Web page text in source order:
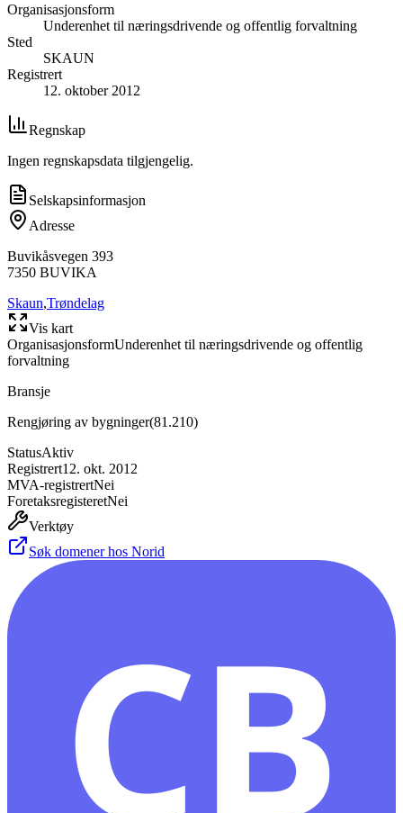
Organisasjonsform
Underenhet til næringsdrivende og offentlig forvaltning
Sted
SKAUN
Registrert
12. oktober 2012
Regnskap
Ingen regnskapsdata tilgjengelig.
Selskapsinformasjon
Adresse
Buvikåsvegen 393
7350 BUVIKA
Skaun,Trøndelag
Vis kart
OrganisasjonsformUnderenhet til næringsdrivende og offentlig
forvaltning
Bransje
Rengjøring av bygninger(81.210)
StatusAktiv
Registrert12. okt. 2012
MVA-registrertNei
ForetaksregisteretNei
Verktøy
Søk domener hos Norid
CB